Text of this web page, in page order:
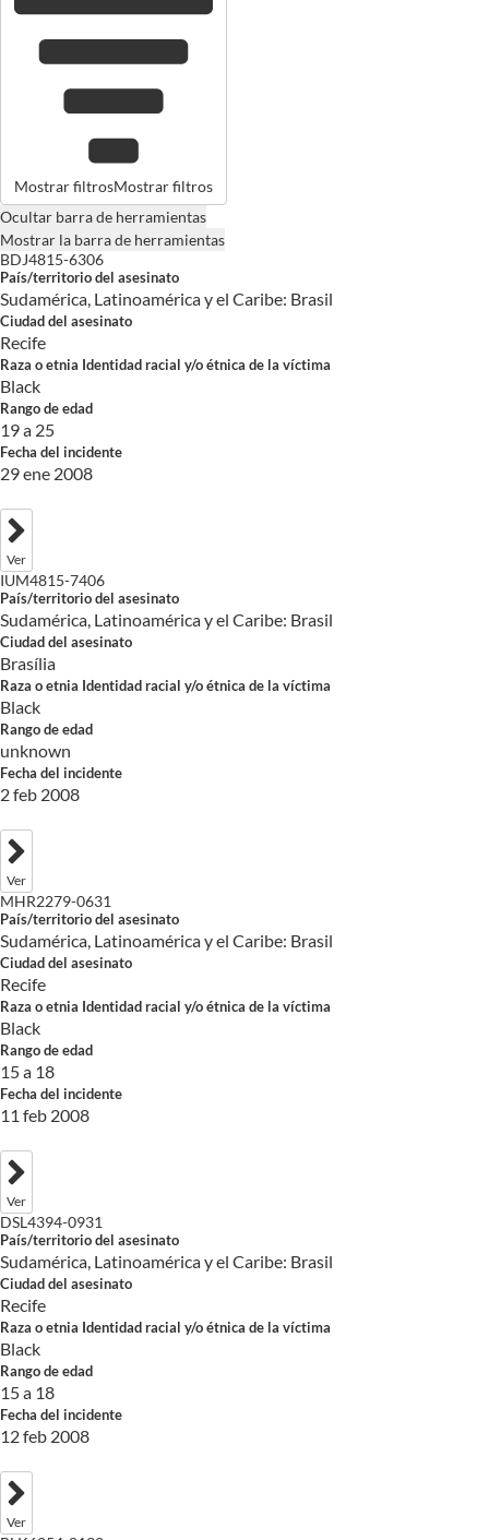
Mostrar filtrosMostrar filtros
Ocultar barra de herramientas
Mostrar la barra de herramientas
BDJ4815-6306
País/territorio del asesinato
Sudamérica, Latinoamérica y el Caribe: Brasil
Ciudad del asesinato
Recife
Raza o etnia Identidad racial y/o étnica de la víctima
Black
Rango de edad
19 a 25
Fecha del incidente
29 ene 2008
Ver
IUM4815-7406
País/territorio del asesinato
Sudamérica, Latinoamérica y el Caribe: Brasil
Ciudad del asesinato
Brasília
Raza o etnia Identidad racial y/o étnica de la víctima
Black
Rango de edad
unknown
Fecha del incidente
2 feb 2008
Ver
MHR2279-0631
País/territorio del asesinato
Sudamérica, Latinoamérica y el Caribe: Brasil
Ciudad del asesinato
Recife
Raza o etnia Identidad racial y/o étnica de la víctima
Black
Rango de edad
15 a 18
Fecha del incidente
11 feb 2008
Ver
DSL4394-0931
País/territorio del asesinato
Sudamérica, Latinoamérica y el Caribe: Brasil
Ciudad del asesinato
Recife
Raza o etnia Identidad racial y/o étnica de la víctima
Black
Rango de edad
15 a 18
Fecha del incidente
12 feb 2008
Ver